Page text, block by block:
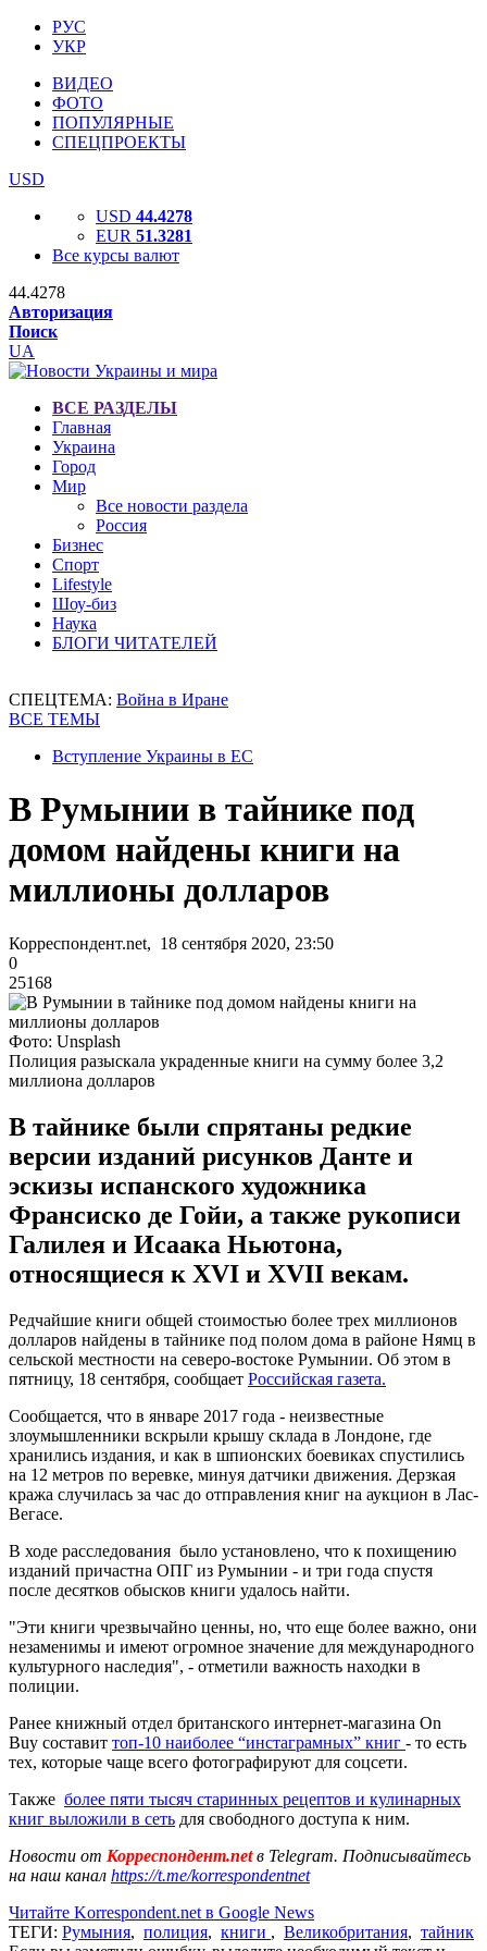
РУС
УКР
ВИДЕО
ФОТО
ПОПУЛЯРНЫЕ
СПЕЦПРОЕКТЫ
USD
USD 44.4278
EUR 51.3281
Все курсы валют
44.4278
Авторизация
Поиск
UA
ВСЕ РАЗДЕЛЫ
Главная
Украина
Город
Мир
Все новости раздела
Россия
Бизнес
Спорт
Lifestyle
Шоу-биз
Наука
БЛОГИ ЧИТАТЕЛЕЙ
СПЕЦТЕМА: Война в Иране
ВСЕ ТЕМЫ
Вступление Украины в ЕС
В Румынии в тайнике под
домом найдены книги на
миллионы долларов
Корреспондент.net, 18 сентября 2020, 23:50
0
25168
Фото: Unsplash
Полиция разыскала украденные книги на сумму более 3,2
миллиона долларов
В тайнике были спрятаны редкие
версии изданий рисунков Данте и
эскизы испанского художника
Франсиско де Гойи, а также рукописи
Галилея и Исаака Ньютона,
относящиеся к XVI и XVII векам.
Редчайшие книги общей стоимостью более трех миллионов
долларов найдены в тайнике под полом дома в районе Нямц в
сельской местности на северо-востоке Румынии. Об этом в
пятницу, 18 сентября, сообщает Российская газета.
Сообщается, что в январе 2017 года - неизвестные
злоумышленники вскрыли крышу склада в Лондоне, где
хранились издания, и как в шпионских боевиках спустились
на 12 метров по веревке, минуя датчики движения. Дерзкая
кража случилась за час до отправления книг на аукцион в Лас-
Вегасе.
В ходе расследования было установлено, что к похищению
изданий причастна ОПГ из Румынии - и три года спустя
после десятков обысков книги удалось найти.
"Эти книги чрезвычайно ценны, но, что еще более важно, они
незаменимы и имеют огромное значение для международного
культурного наследия", - отметили важность находки в
полиции.
Ранее книжный отдел британского интернет-магазина On
Buy составит топ-10 наиболее “инстаграмных” книг - то есть
тех, которые чаще всего фотографируют для соцсети.
Также более пяти тысяч старинных рецептов и кулинарных
книг выложили в сеть для свободного доступа к ним.
Новости от Корреспондент.netв Telegram. Подписывайтесь
на наш канал https://t.me/korrespondentnet
Читайте Korrespondent.net в Google News
ТЕГИ: Румыния, полиция, книги , Великобритания, тайник